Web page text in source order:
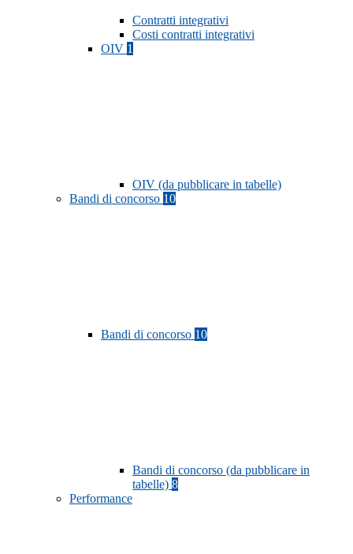
Contratti integrativi
Costi contratti integrativi
OIV 1
OIV (da pubblicare in tabelle)
Bandi di concorso 10
Bandi di concorso 10
Bandi di concorso (da pubblicare in
tabelle) 8
Performance